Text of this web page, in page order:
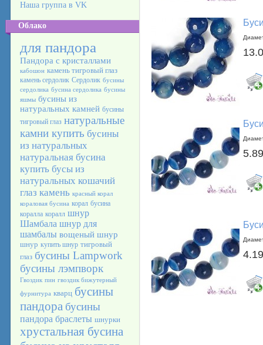
Наша группа в VK
Облако
для пандора
Пандора с кристаллами
кабошон камень тигровый глаз
камень сердолик Сердолик бусины
сердолика бусина сердолика бусины
яшмы бусины из
натуральных камней бусины
тигровый глаз натуральные
камни купить бусины
из натуральных
натуральная бусина
купить бусы из
натуральных кошачий
глаз камень красный корал
кораловая бусина корал бусина
коралла коралл шнур
Шамбала шнур для
шамбалы вощеный шнур
шнур купить шнур тигровый
глаз бусины Lampwork
бусины лэмпворк
Гвоздик пин гвоздик бижутерный
фурнитура кварц бусины
пандора бусины
пандора браслеты шнурки
хрустальная бусина